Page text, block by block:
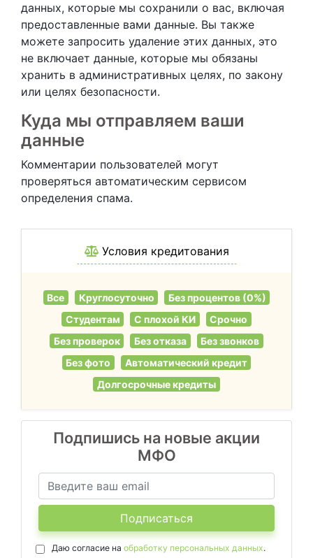
данных, которые мы сохранили о вас, включая
предоставленные вами данные. Вы также
можете запросить удаление этих данных, это
не включает данные, которые мы обязаны
хранить в административных целях, по закону
или целях безопасности.
Куда мы отправляем ваши
данные
Комментарии пользователей могут
проверяться автоматическим сервисом
определения спама.
Условия кредитования
Все Круглосуточно
Без процентов (0%)
Студентам
С плохой КИ
Срочно
Без проверок
Без отказа
Без звонков
Без фото
Автоматический кредит
Долгосрочные кредиты
Подпишись на новые акции
МФО
Подписаться
Даю согласие на обработку персональных данных.